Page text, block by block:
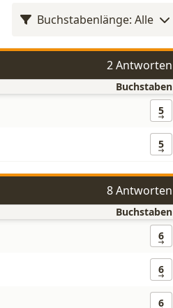
Buchstabenlänge: Alle
2 Antworten
Buchstaben
5
5
8 Antworten
Buchstaben
6
6
6